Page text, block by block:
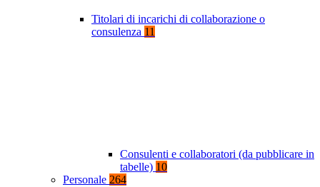
Titolari di incarichi di collaborazione o
consulenza 11
Consulenti e collaboratori (da pubblicare in
tabelle) 10
Personale 264